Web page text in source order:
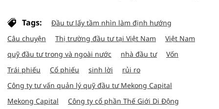
Tags:
Đầu tư lấy tầm nhìn làm định hướng
Câu chuyện
Thị trường đầu tư tại Việt Nam
Việt Nam
quỹ đầu tư trong và ngoài nước
nhà đầu tư
Vốn
Trái phiếu
Cổ phiếu sinh lời
rủi ro
Công ty tư vấn quản lý quỹ đầu tư Mekong Capital
Mekong Capital
Công ty cổ phần Thế Giới Di Động